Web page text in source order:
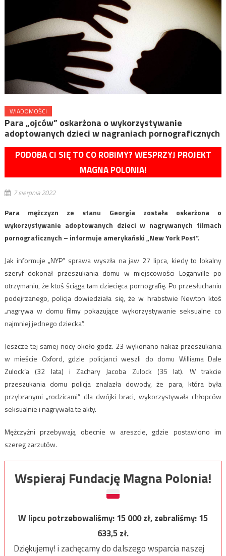
WIADOMOŚCI
Para „ojców” oskarżona o wykorzystywanie
adoptowanych dzieci w nagraniach pornograficznych
PODOBA CI SIĘ TO CO ROBIMY? WESPRZYJ PROJEKT
MAGNA POLONIA!
7 sierpnia 2022
Para mężczyzn ze stanu Georgia została oskarżona o
wykorzystywanie adoptowanych dzieci w nagrywanych filmach
pornograficznych – informuje amerykański „New York Post”.
Jak informuje „NYP” sprawa wyszła na jaw 27 lipca, kiedy to lokalny
szeryf dokonał przeszukania domu w miejscowości Loganville po
otrzymaniu, że ktoś ściąga tam dziecięca pornografię. Po przesłuchaniu
podejrzanego, policja dowiedziała się, że w hrabstwie Newton ktoś
„nagrywa w domu filmy pokazujące wykorzystywanie seksualne co
najmniej jednego dziecka”.
Jeszcze tej samej nocy około godz. 23 wykonano nakaz przeszukania
w mieście Oxford, gdzie policjanci weszli do domu Williama Dale
Zulock’a (32 lata) i Zachary Jacoba Zulock (35 lat). W trakcie
przeszukania domu policja znalazła dowody, że para, która była
przybranymi „rodzicami” dla dwójki braci, wykorzystywała chłopców
seksualnie i nagrywała te akty.
Mężczyźni przebywają obecnie w areszcie, gdzie postawiono im
szereg zarzutów.
Wspieraj Fundację Magna Polonia!
W lipcu potrzebowaliśmy:15 000zł, zebraliśmy:15
633,5zł.
Dziękujemy! i zachęcamy do dalszego wsparcia naszej